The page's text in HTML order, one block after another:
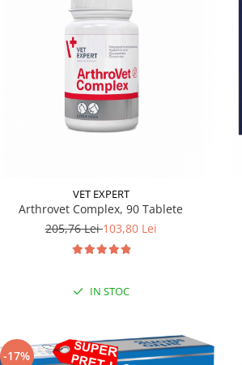
VET EXPERT
Arthrovet Complex, 90 Tablete
205,76 Lei103,80 Lei
IN STOC
-17%